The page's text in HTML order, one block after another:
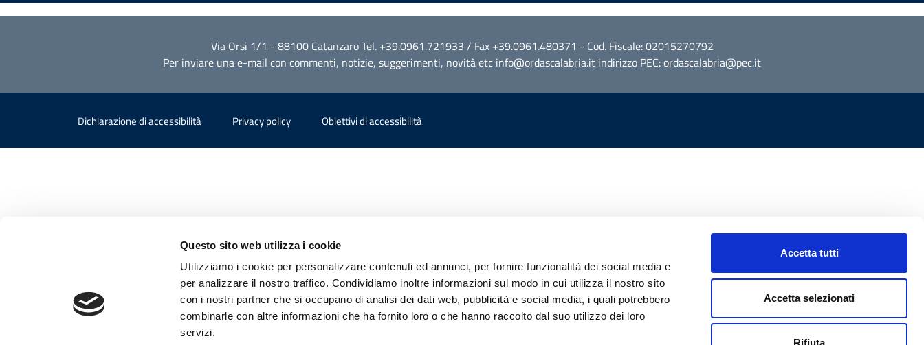
Questo sito web utilizza i cookie
Utilizziamo i cookie per personalizzare contenuti ed annunci, per fornire funzionalità dei social media e
per analizzare il nostro traffico. Condividiamo inoltre informazioni sul modo in cui utilizza il nostro sito
con i nostri partner che si occupano di analisi dei dati web, pubblicità e social media, i quali potrebbero
combinarle con altre informazioni che ha fornito loro o che hanno raccolto dal suo utilizzo dei loro
servizi.
Accetta tutti
Accetta selezionati
Rifiuta
Via Orsi 1/1 - 88100 Catanzaro Tel. +39.0961.721933 / Fax +39.0961.480371 - Cod. Fiscale: 02015270792
Per inviare una e-mail con commenti, notizie, suggerimenti, novità etc info@ordascalabria.it indirizzo PEC: ordascalabria@pec.it
Dichiarazione di accessibilità Privacy policy Obiettivi di accessibilità